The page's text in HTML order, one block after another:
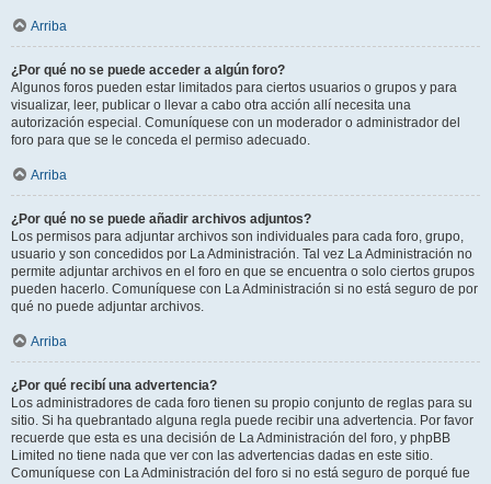
Arriba
¿Por qué no se puede acceder a algún foro?
Algunos foros pueden estar limitados para ciertos usuarios o grupos y para
visualizar, leer, publicar o llevar a cabo otra acción allí necesita una
autorización especial. Comuníquese con un moderador o administrador del
foro para que se le conceda el permiso adecuado.
Arriba
¿Por qué no se puede añadir archivos adjuntos?
Los permisos para adjuntar archivos son individuales para cada foro, grupo,
usuario y son concedidos por La Administración. Tal vez La Administración no
permite adjuntar archivos en el foro en que se encuentra o solo ciertos grupos
pueden hacerlo. Comuníquese con La Administración si no está seguro de por
qué no puede adjuntar archivos.
Arriba
¿Por qué recibí una advertencia?
Los administradores de cada foro tienen su propio conjunto de reglas para su
sitio. Si ha quebrantado alguna regla puede recibir una advertencia. Por favor
recuerde que esta es una decisión de La Administración del foro, y phpBB
Limited no tiene nada que ver con las advertencias dadas en este sitio.
Comuníquese con La Administración del foro si no está seguro de porqué fue